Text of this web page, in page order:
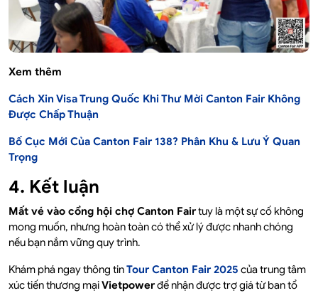
Xem thêm
Cách Xin Visa Trung Quốc Khi Thư Mời Canton Fair Không
Được Chấp Thuận
Bố Cục Mới Của Canton Fair 138? Phân Khu & Lưu Ý Quan
Trọng
4. Kết luận
Mất vé vào cổng hội chợ Canton Fairtuy là một sự cố không
mong muốn, nhưng hoàn toàn có thể xử lý được nhanh chóng
nếu bạn nắm vững quy trình.
Khám phá ngay thông tinTour Canton Fair 2025 của trung tâm
xúc tiến thương mạiVietpowerđể nhận được trợ giá từ ban tổ